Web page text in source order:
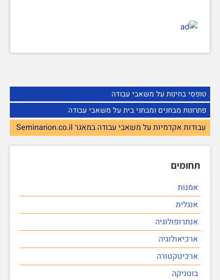
טופסי בחינות על משאבי עבודה
פתרונות מבחנים ומבחני בית על משאבי עבודה
עבודות אקדמיות על משאבי עבודה במאגר Seminarion.co.il
תחומים
אמנות
אנגלית
אנתרופולוגיה
ארכיאולוגיה
ארכיטקטורה
בוטניקה